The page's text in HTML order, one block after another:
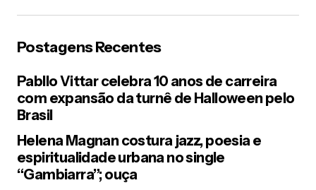
Your Message
E-mail*
Postagens Recentes
Pabllo Vittar celebra 10 anos de carreira
com expansão da turnê de Halloween pelo
Brasil
Helena Magnan costura jazz, poesia e
espiritualidade urbana no single
“Gambiarra”; ouça